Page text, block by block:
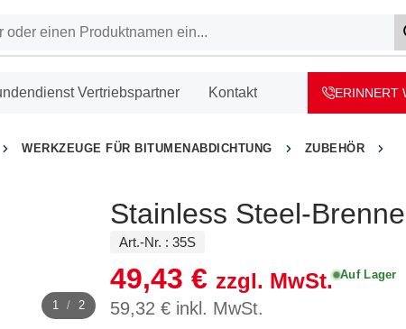
Vertriebspartner Kontakt ERINNERT
WERKZEUGE FÜR BITUMENABDICHTUNG
ZUBEHÖR
1 / 2
Stainless Steel-
Art.-Nr. : 35S
49,43 € zzgl. MwSt.
59,32 € inkl. MwSt.
Auf Lager